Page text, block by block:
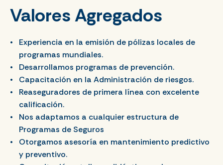
Valores Agregados
Experiencia en la emisión de pólizas locales de
programas mundiales.
Desarrollamos programas de prevención.
Capacitación en la Administración de riesgos.
Reaseguradores de primera línea con excelente
calificación.
Nos adaptamos a cualquier estructura de
Programas de Seguros
Otorgamos asesoría en mantenimiento predictivo
y preventivo.